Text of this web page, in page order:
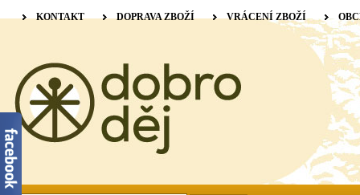
KONTAKT DOPRAVA ZBOŽÍ VRÁCENÍ ZBOŽÍ